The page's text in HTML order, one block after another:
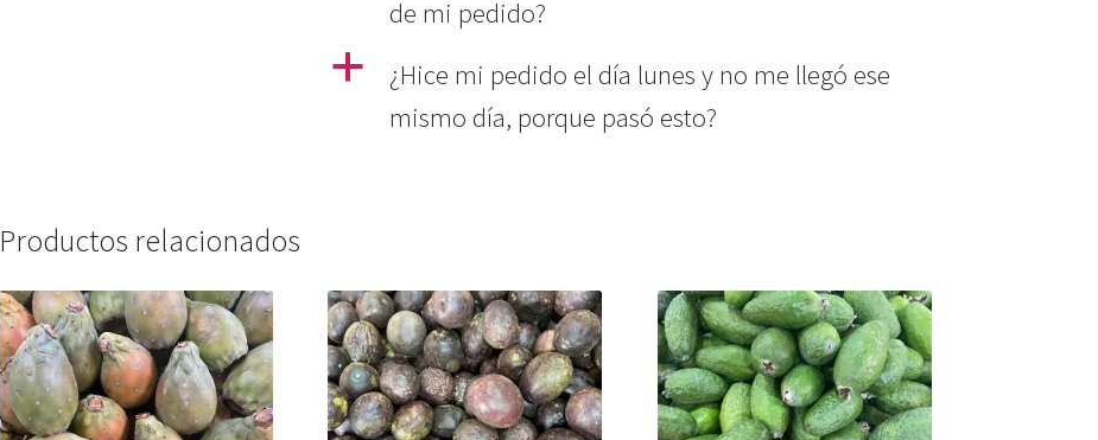
de mi pedido?
a
¿Hice mi pedido el día lunes y no me llegó ese
mismo día, porque pasó esto?
Productos relacionados